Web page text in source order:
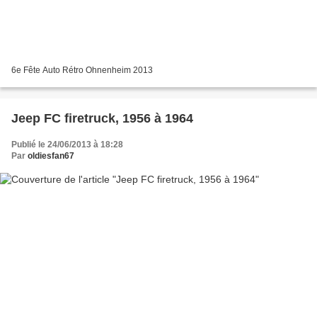
6e Fête Auto Rétro Ohnenheim 2013
Jeep FC firetruck, 1956 à 1964
Publié le 24/06/2013 à 18:28
Par oldiesfan67